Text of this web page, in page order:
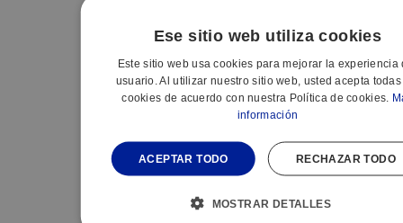
Electronica
Accesorios
Fotografía
Accesorios Gps
Accesorios
MP3-MP4
Accesorios
Ese sitio web utiliza cookies
Este sitio web usa cookies para mejorar la experiencia
usuario. Al utilizar nuestro sitio web, usted acepta
cookies de acuerdo con nuestra Política de cookies.
información
ACEPTAR TODO RECHAZAR TODO
MOSTRAR DETALLES